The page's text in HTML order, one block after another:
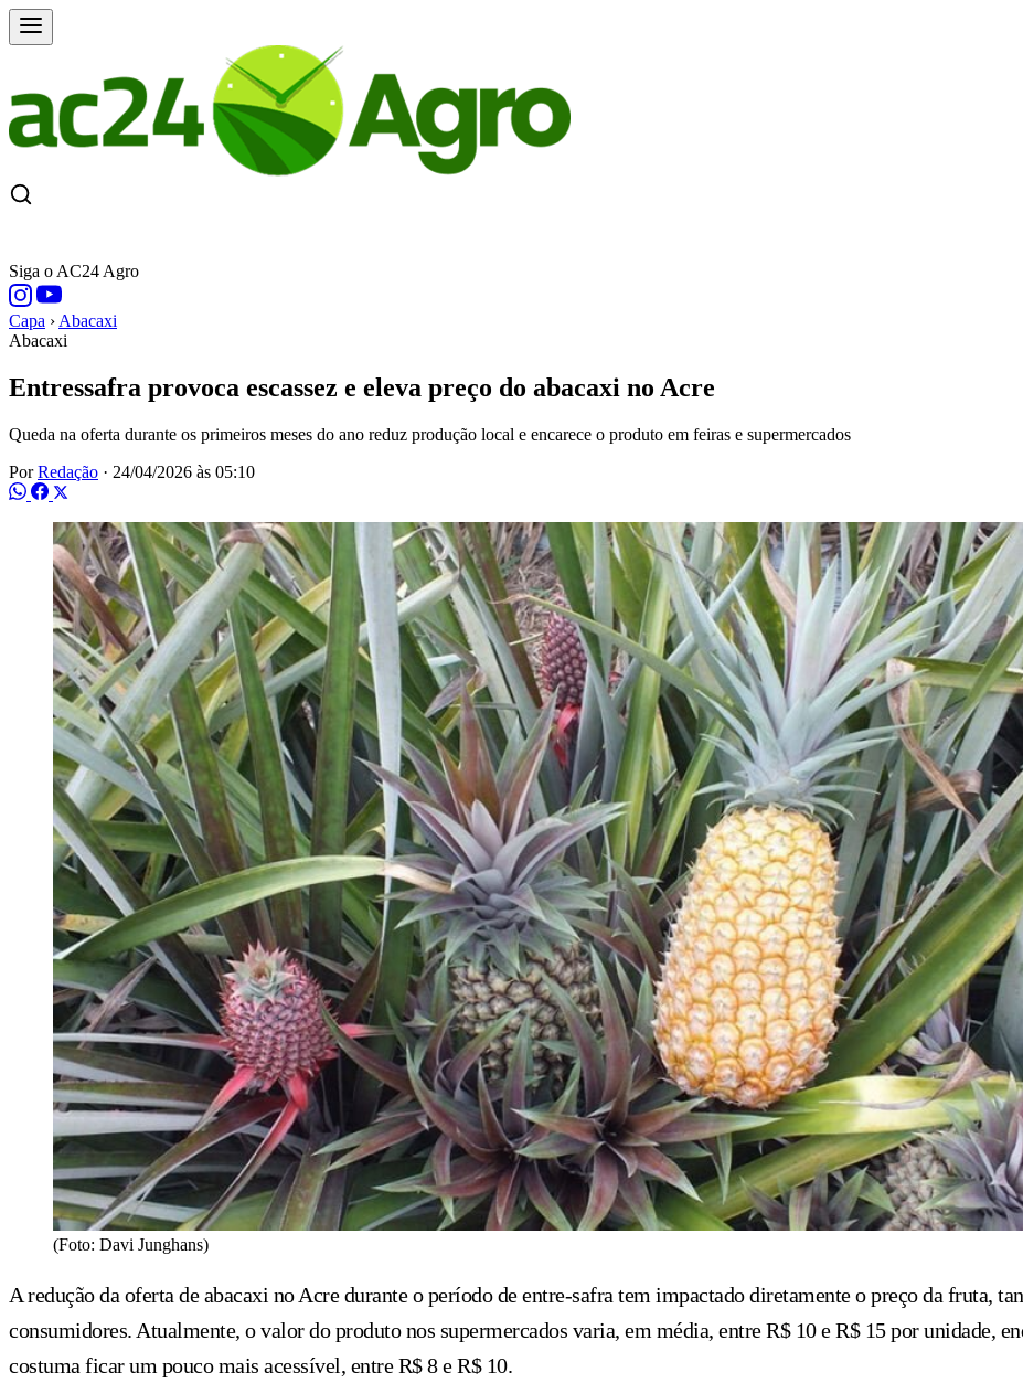
Siga o AC24 Agro
Capa › Abacaxi
Abacaxi
Entressafra provoca escassez e eleva preço do abacaxi no Acre
Queda na oferta durante os primeiros meses do ano reduz produção local e encarece o produto em feiras e supermercados
PorRedação · 24/04/2026 às 05:10
(Foto: Davi Junghans)
A redução da oferta de abacaxi no Acre durante o período de entre-safra tem impactado diretamente o preço da fruta,
consumidores. Atualmente, o valor do produto nos supermercados varia, em média, entre R$ 10 e R$ 15 por unidade,
costuma ficar um pouco mais acessível, entre R$ 8 e R$ 10.